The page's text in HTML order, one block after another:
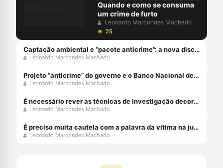
Quando e como se consuma
um crime de furto
Leonardo Marcondes Machado
25
Captação ambiental e “pacote anticrime”: a nova disciplina legal
Leonardo Marcondes Machado
Projeto “anticrime” do governo e o Banco Nacional de Perfis Balísticos
Leonardo Marcondes Machado
É necessário rever as técnicas de investigação decorrentes da memória humana
Leonardo Marcondes Machado
É preciso muita cautela com a palavra da vítima na justiça criminal
Leonardo Marcondes Machado